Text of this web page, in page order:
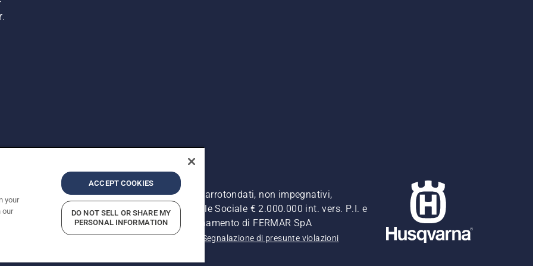
pubblicati si intendono raccomandati e arrotondati, non impegnativi,
Retrone, 49 - 36077 Altavilla Vic. (VI) - Capitale Sociale € 2.000.000 int. vers. P.I. e
- Soggetta alla Direzione e al Coordinamento di FERMAR SpA
Informativa sulla privacy Riferimenti Segnalazione di presunte violazioni
your
our
ACCEPT COOKIES
DO NOT SELL OR SHARE MY
PERSONAL INFORMATION